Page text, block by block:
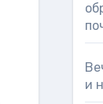
и